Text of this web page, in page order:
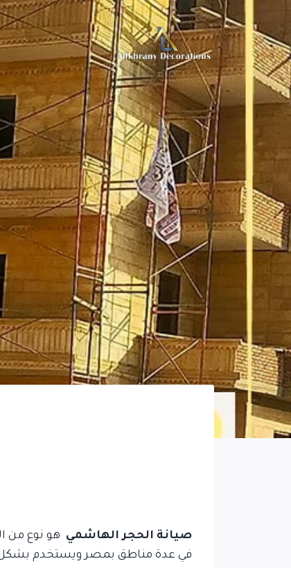
إلى
المحتوى
صيانة الحجر الهاشمي هو نوع من
في عدة مناطق بمصر ويستخدم بشكل